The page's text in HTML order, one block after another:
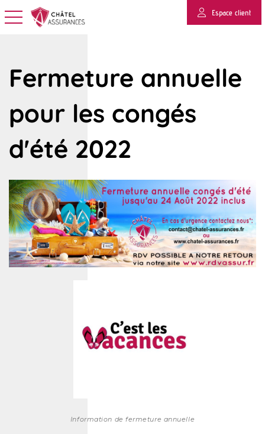
Espace client
Basculer la navigation
Fermeture annuelle
pour les congés
d'été 2022
Information de fermeture annuelle